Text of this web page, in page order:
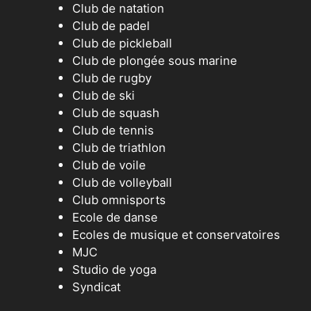
Club de natation
Club de padel
Club de pickleball
Club de plongée sous marine
Club de rugby
Club de ski
Club de squash
Club de tennis
Club de triathlon
Club de voile
Club de volleyball
Club omnisports
Ecole de danse
Ecoles de musique et conservatoires
MJC
Studio de yoga
Syndicat